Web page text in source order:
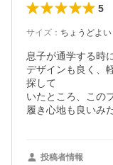
5
サイズ ： ちょうどよい
息子が通学する時
デザインも良く、
探して
いたところ、この
履き心地も良いみ
投稿者情報